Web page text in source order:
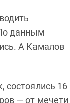
данным
А Камалов
состоялись 16
— от мечети